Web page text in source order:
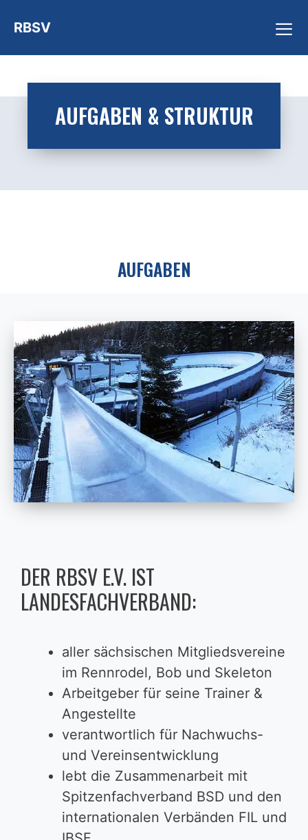
Inhalt
springen
RBSV
AUFGABEN & STRUKTUR
AUFGABEN
DER RBSV E.V. IST
LANDESFACHVERBAND:
aller sächsischen Mitgliedsvereine
im Rennrodel, Bob und Skeleton
Arbeitgeber für seine Trainer &
Angestellte
verantwortlich für Nachwuchs-
und Vereinsentwicklung
lebt die Zusammenarbeit mit
Spitzenfachverband BSD und den
internationalen Verbänden FIL und